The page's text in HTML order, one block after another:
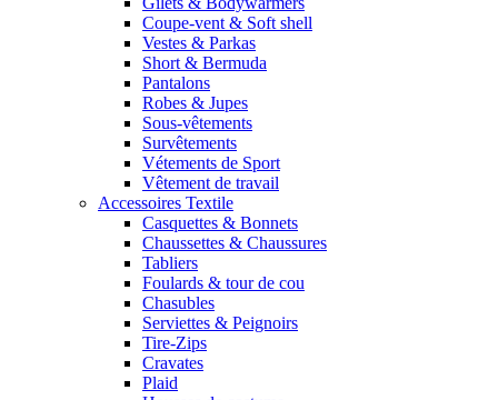
Coupe-vent & Soft shell
Vestes & Parkas
Short & Bermuda
Pantalons
Robes & Jupes
Sous-vêtements
Survêtements
Vétements de Sport
Vêtement de travail
Accessoires Textile
Casquettes & Bonnets
Chaussettes & Chaussures
Tabliers
Foulards & tour de cou
Chasubles
Serviettes & Peignoirs
Tire-Zips
Cravates
Plaid